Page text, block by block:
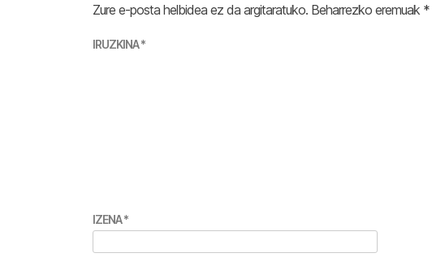
Zure e-posta helbidea ez da argitaratuko. Beharrezko eremuak *
IRUZKINA*
IZENA*